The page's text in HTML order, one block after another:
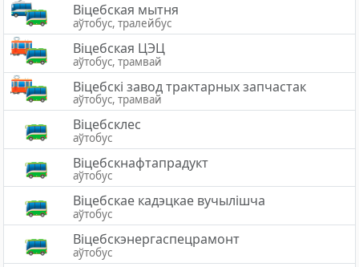
Вiцебская мытня
аўтобус, тралейбус
Віцебская ЦЭЦ
аўтобус, трамвай
Віцебскі завод трактарных запчастак
аўтобус, трамвай
Віцебсклес
аўтобус
Віцебскнафтапрадукт
аўтобус
Віцебскае кадэцкае вучылішча
аўтобус
Віцебскэнергаспецрамонт
аўтобус